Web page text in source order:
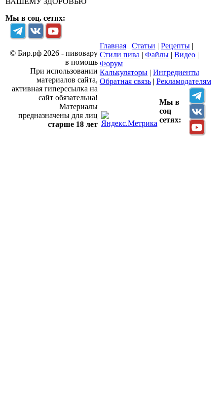
Мы в соц. сетях:
© Бир.рф 2026 - пивовару
в помощь
При использовании
материалов сайта,
активная гиперссылка на
сайт обязательна!
Материалы
предназначены для лиц
старше 18 лет
Главная | Статьи | Рецепты |
Стили пива | Файлы | Видео |
Форум
Калькуляторы | Ингредиенты |
Обратная связь | Рекламодателям
Мы в
соц
сетях: